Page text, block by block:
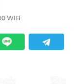
WIB